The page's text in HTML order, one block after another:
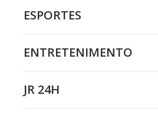
ESPORTES
ENTRETENIMENTO
JR 24H